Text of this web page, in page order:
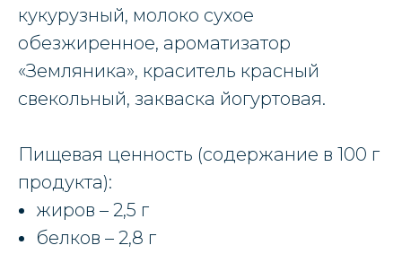
кукурузный, молоко сухое
обезжиренное, ароматизатор
«Земляника», краситель красный
свекольный, закваска йогуртовая.
Пищевая ценность (содержание в 100 г
продукта):
жиров – 2,5 г
белков – 2,8 г